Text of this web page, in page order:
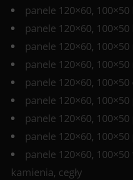
panele 120×60, 100×50
panele 120×60,
panele 120×60,
panele 120×60,
panele 120×60,
panele 120×60,
panele 120×60,
panele 120×60,
panele 120×60,
kamienia, cegły